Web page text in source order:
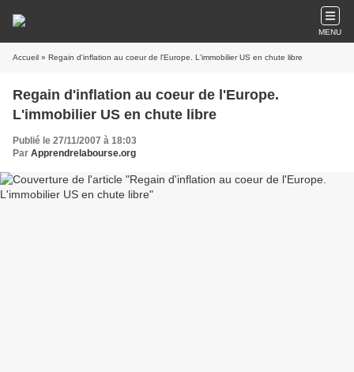
MENU
Accueil » Regain d'inflation au coeur de l'Europe. L'immobilier US en chute libre
Regain d'inflation au coeur de l'Europe.
L'immobilier US en chute libre
Publié le 27/11/2007 à 18:03
Par Apprendrelabourse.org